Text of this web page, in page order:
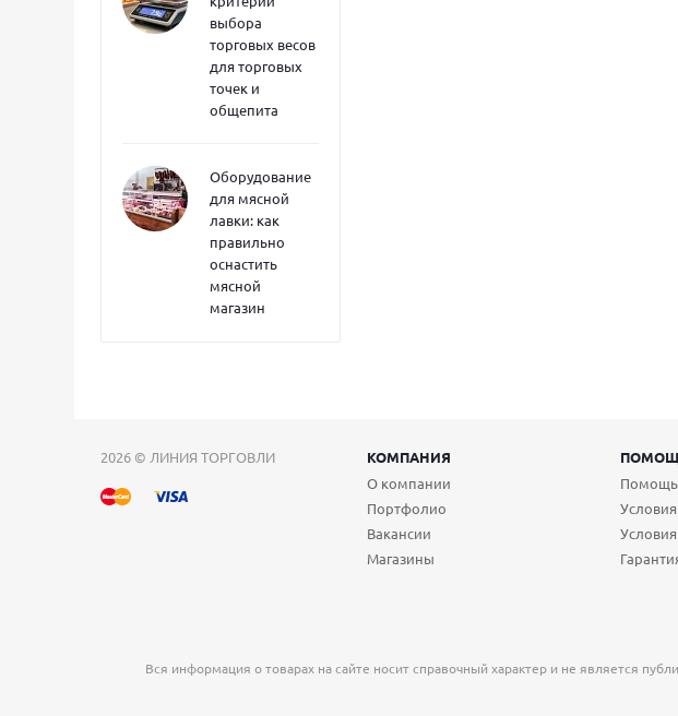
выбора
торговых весов
для торговых
точек и
общепита
Оборудование
для мясной
лавки: как
правильно
оснастить
мясной
магазин
2026 © ЛИНИЯ ТОРГОВЛИ КОМПАНИЯ
О компании
Портфолио
Вакансии
Магазины
Помощь
Вся информация о товарах на сайте носит справочный характер и не является